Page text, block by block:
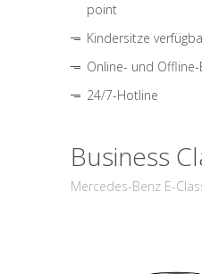
point
Kindersitze
Online- und Offline-
24/7-Hotline
Business
Mercedes-Benz E-